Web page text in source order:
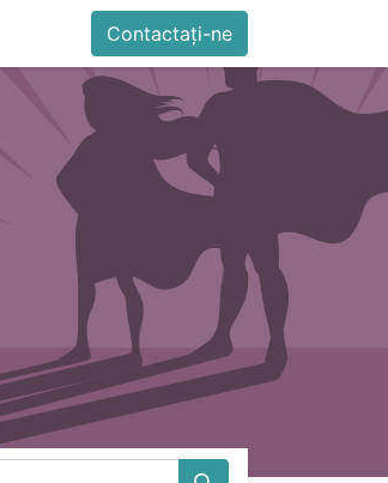
Contactați-ne Generator QR
Contactați-ne